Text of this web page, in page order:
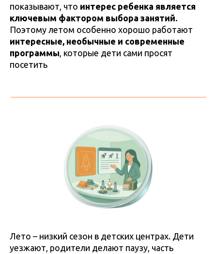
показывают, что интерес ребенка является
ключевым фактором выбора занятий.
Поэтому летом особенно хорошо работают
интересные, необычные и современные
программы, которые дети сами просят
посетить
Лето – низкий сезон в детских центрах. Дети
уезжают, родители делают паузу, часть